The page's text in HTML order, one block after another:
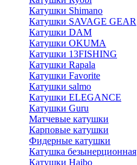
Катушки Shimano
Катушки SAVAGE GEAR
Катушки DAM
Катушки OKUMA
Катушки 13FISHING
Катушки Rapala
Катушки Favorite
Катушки salmo
Катушки ELEGANCE
Катушки Guru
Матчевые катушки
Карповые катушки
Фидерные катушки
Катушка безынерционная
Катушки Haibo